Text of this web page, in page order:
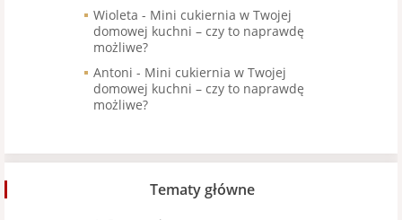
Wioleta - Mini cukiernia w Twojej
domowej kuchni – czy to naprawdę
możliwe?
Antoni - Mini cukiernia w Twojej
domowej kuchni – czy to naprawdę
możliwe?
Tematy główne